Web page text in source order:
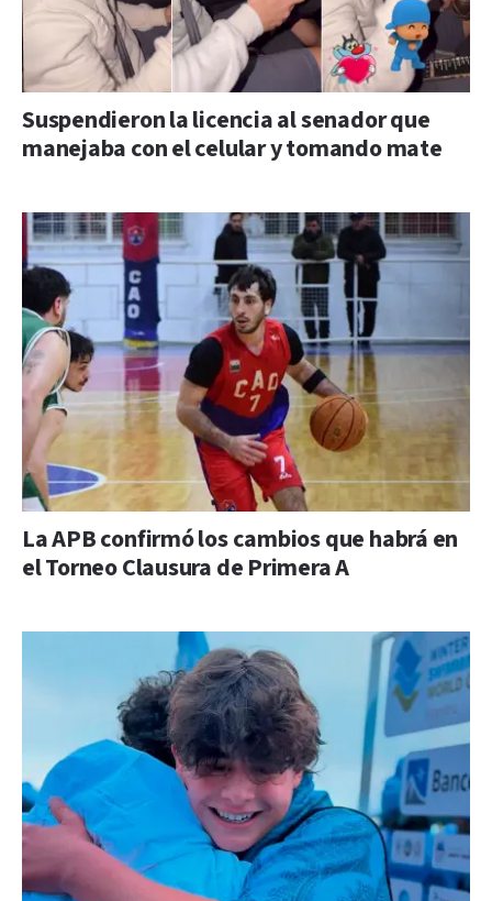
Suspendieron la licencia al senador que
manejaba con el celular y tomando mate
La APB confirmó los cambios que habrá en
el Torneo Clausura de Primera A